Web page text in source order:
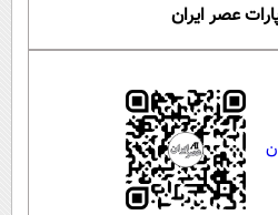
عصر ایران